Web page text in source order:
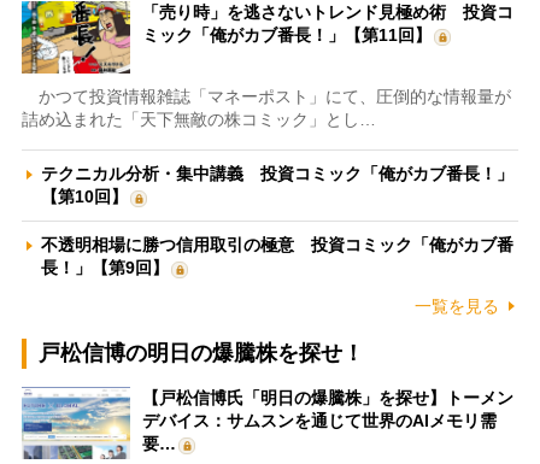
「売り時」を逃さないトレンド見極め術 投資コ
ミック「俺がカブ番長！」【第11回】
かつて投資情報雑誌「マネーポスト」にて、圧倒的な情報量が
詰め込まれた「天下無敵の株コミック」とし…
テクニカル分析・集中講義 投資コミック「俺がカブ番長！」
【第10回】
不透明相場に勝つ信用取引の極意 投資コミック「俺がカブ番
長！」【第9回】
一覧を見る
戸松信博の明日の爆騰株を探せ！
【戸松信博氏「明日の爆騰株」を探せ】トーメン
デバイス：サムスンを通じて世界のAIメモリ需
要…